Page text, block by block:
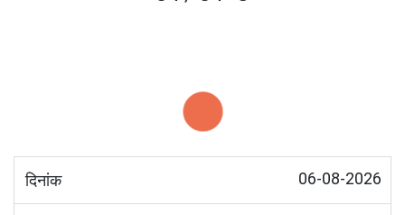
दिनांक 06-08-2026